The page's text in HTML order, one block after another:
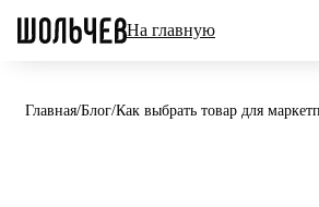
На главную
Главная/Блог/Как выбрать товар для